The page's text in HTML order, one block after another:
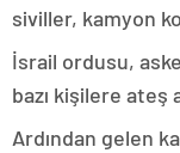
siviller, kamyon
İsrail ordusu,
bazı kişilere ateş
Ardından gelen